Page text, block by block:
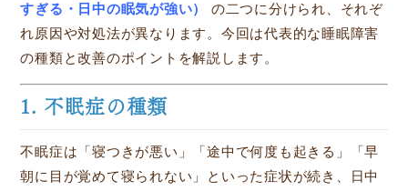
すぎる・日中の眠気が強い）
の二つに分けられ、それぞ
れ原因や対処法が異なります。今回は代表的な睡眠障害
の種類と改善のポイントを解説します。
1. 不眠症の種類
不眠症は「寝つきが悪い」「途中で何度も起きる」「早
朝に目が覚めて寝られない」といった症状が続き、日中